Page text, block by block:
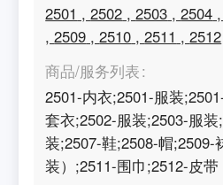
2501 ,2502 ,2503 ,2504
,2509 ,2510 ,2511 ,2512
商品/服务列表
2501-内衣;2501-服装
套衣;2502-服装;2503-服
装;2507-鞋;2508-帽;2509-
装）;2511-围巾;2512-皮带